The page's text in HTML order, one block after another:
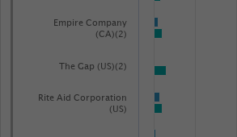
The Gap (US)(2)
Empire Company
(CA)(2)
Rite Aid Corporation
(US)